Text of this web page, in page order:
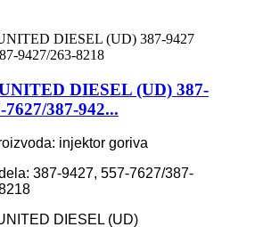
DIESEL (UD) 387-
7627/387-942...
injektor goriva
387-9427, 557-7627/387-
DIESEL (UD)